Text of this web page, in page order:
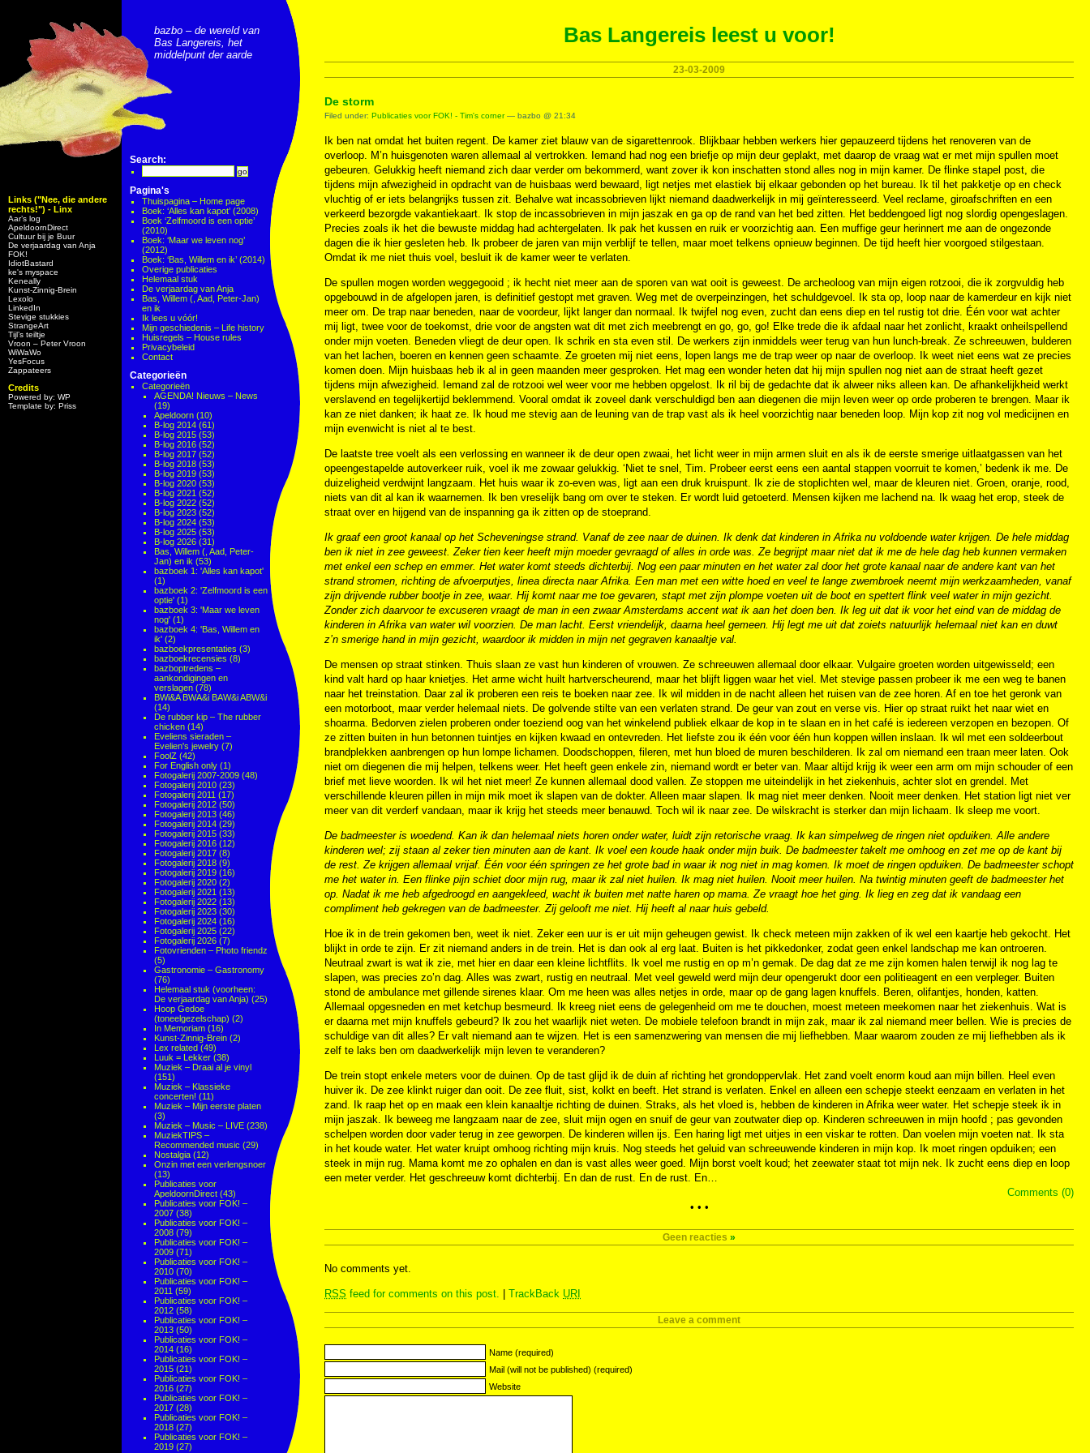
Links ("Nee, die andere
rechts!") - Linx
Aar’s log
ApeldoornDirect
Cultuur bij je Buur
De verjaardag van Anja
FOK!
IdiotBastard
ke's myspace
Keneally
Kunst-Zinnig-Brein
Lexolo
LinkedIn
Stevige stukkies
StrangeArt
Tijl’s teiltje
Vroon – Peter Vroon
WiWaWo
YesFocus
Zappateers
Credits
Powered by: WP
Template by: Priss
bazbo – de wereld van
Bas Langereis, het
middelpunt der aarde
Search:
Pagina's
Thuispagina – Home page
Boek: ‘Alles kan kapot’ (2008)
Boek ‘Zelfmoord is een optie’
(2010)
Boek: ‘Maar we leven nog’
(2012)
Boek: ‘Bas, Willem en ik’ (2014)
Overige publicaties
Helemaal stuk
De verjaardag van Anja
Bas, Willem (, Aad, Peter-Jan)
en ik
Ik lees u vóór!
Mijn geschiedenis – Life history
Huisregels – House rules
Privacybeleid
Contact
Categorieën
Categorieën
AGENDA! Nieuws – News
(19)
Apeldoorn (10)
B-log 2014 (61)
B-log 2015 (53)
B-log 2016 (52)
B-log 2017 (52)
B-log 2018 (53)
B-log 2019 (53)
B-log 2020 (53)
B-log 2021 (52)
B-log 2022 (52)
B-log 2023 (52)
B-log 2024 (53)
B-log 2025 (53)
B-log 2026 (31)
Bas, Willem (, Aad, Peter-
Jan) en ik (53)
bazboek 1: 'Alles kan kapot'
(1)
bazboek 2: 'Zelfmoord is een
optie' (1)
bazboek 3: 'Maar we leven
nog' (1)
bazboek 4: 'Bas, Willem en
ik' (2)
bazboekpresentaties (3)
bazboekrecensies (8)
bazboptredens –
aankondigingen en
verslagen (78)
BWi&A BWA&i BAW&i ABW&i
(14)
De rubber kip – The rubber
chicken (14)
Eveliens sieraden –
Evelien's jewelry (7)
FoolZ (42)
For English only (1)
Fotogalerij 2007-2009 (48)
Fotogalerij 2010 (23)
Fotogalerij 2011 (17)
Fotogalerij 2012 (50)
Fotogalerij 2013 (46)
Fotogalerij 2014 (29)
Fotogalerij 2015 (33)
Fotogalerij 2016 (12)
Fotogalerij 2017 (8)
Fotogalerij 2018 (9)
Fotogalerij 2019 (16)
Fotogalerij 2020 (2)
Fotogalerij 2021 (13)
Fotogalerij 2022 (13)
Fotogalerij 2023 (30)
Fotogalerij 2024 (16)
Fotogalerij 2025 (22)
Fotogalerij 2026 (7)
Fotovrienden – Photo friendz
(5)
Gastronomie – Gastronomy
(76)
Helemaal stuk (voorheen:
De verjaardag van Anja) (25)
Hoop Gedoe
(toneelgezelschap) (2)
In Memoriam (16)
Kunst-Zinnig-Brein (2)
Lex related (49)
Luuk = Lekker (38)
Muziek – Draai al je vinyl
(151)
Muziek – Klassieke
concerten! (11)
Muziek – Mijn eerste platen
(3)
Muziek – Music – LIVE (238)
MuziekTIPS –
Recommended music (29)
Nostalgia (12)
Onzin met een verlengsnoer
(13)
Publicaties voor
ApeldoornDirect (43)
Publicaties voor FOK! –
2007 (38)
Publicaties voor FOK! –
2008 (79)
Publicaties voor FOK! –
2009 (71)
Publicaties voor FOK! –
2010 (70)
Publicaties voor FOK! –
2011 (59)
Publicaties voor FOK! –
2012 (58)
Publicaties voor FOK! –
2013 (50)
Publicaties voor FOK! –
2014 (16)
Publicaties voor FOK! –
2015 (21)
Publicaties voor FOK! –
2016 (27)
Publicaties voor FOK! –
2017 (28)
Publicaties voor FOK! –
2018 (27)
Publicaties voor FOK! –
2019 (27)
Bas Langereis leest u voor!
23-03-2009
De storm
Filed under: Publicaties voor FOK! - Tim's corner— bazbo @ 21:34
Ik ben nat omdat het buiten regent. De kamer ziet blauw van de sigarettenrook. Blijkbaar hebben werkers hier gepauzeerd tijdens het renoveren van de
overloop. M’n huisgenoten waren allemaal al vertrokken. Iemand had nog een briefje op mijn deur geplakt, met daarop de vraag wat er met mijn spullen moet
gebeuren. Gelukkig heeft niemand zich daar verder om bekommerd, want zover ik kon inschatten stond alles nog in mijn kamer. De flinke stapel post, die
tijdens mijn afwezigheid in opdracht van de huisbaas werd bewaard, ligt netjes met elastiek bij elkaar gebonden op het bureau. Ik til het pakketje op en check
vluchtig of er iets belangrijks tussen zit. Behalve wat incassobrieven lijkt niemand daadwerkelijk in mij geïnteresseerd. Veel reclame, giroafschriften en een
verkeerd bezorgde vakantiekaart. Ik stop de incassobrieven in mijn jaszak en ga op de rand van het bed zitten. Het beddengoed ligt nog slordig opengeslagen.
Precies zoals ik het die bewuste middag had achtergelaten. Ik pak het kussen en ruik er voorzichtig aan. Een muffige geur herinnert me aan de ongezonde
dagen die ik hier gesleten heb. Ik probeer de jaren van mijn verblijf te tellen, maar moet telkens opnieuw beginnen. De tijd heeft hier voorgoed stilgestaan.
Omdat ik me niet thuis voel, besluit ik de kamer weer te verlaten.
De spullen mogen worden weggegooid ; ik hecht niet meer aan de sporen van wat ooit is geweest. De archeoloog van mijn eigen rotzooi, die ik zorgvuldig heb
opgebouwd in de afgelopen jaren, is definitief gestopt met graven. Weg met de overpeinzingen, het schuldgevoel. Ik sta op, loop naar de kamerdeur en kijk niet
meer om. De trap naar beneden, naar de voordeur, lijkt langer dan normaal. Ik twijfel nog even, zucht dan eens diep en tel rustig tot drie. Één voor wat achter
mij ligt, twee voor de toekomst, drie voor de angsten wat dit met zich meebrengt en go, go, go! Elke trede die ik afdaal naar het zonlicht, kraakt onheilspellend
onder mijn voeten. Beneden vliegt de deur open. Ik schrik en sta even stil. De werkers zijn inmiddels weer terug van hun lunch-break. Ze schreeuwen, bulderen
van het lachen, boeren en kennen geen schaamte. Ze groeten mij niet eens, lopen langs me de trap weer op naar de overloop. Ik weet niet eens wat ze precies
komen doen. Mijn huisbaas heb ik al in geen maanden meer gesproken. Het mag een wonder heten dat hij mijn spullen nog niet aan de straat heeft gezet
tijdens mijn afwezigheid. Iemand zal de rotzooi wel weer voor me hebben opgelost. Ik ril bij de gedachte dat ik alweer niks alleen kan. De afhankelijkheid werkt
verslavend en tegelijkertijd beklemmend. Vooral omdat ik zoveel dank verschuldigd ben aan diegenen die mijn leven weer op orde proberen te brengen. Maar ik
kan ze niet danken; ik haat ze. Ik houd me stevig aan de leuning van de trap vast als ik heel voorzichtig naar beneden loop. Mijn kop zit nog vol medicijnen en
mijn evenwicht is niet al te best.
De laatste tree voelt als een verlossing en wanneer ik de deur open zwaai, het licht weer in mijn armen sluit en als ik de eerste smerige uitlaatgassen van het
opeengestapelde autoverkeer ruik, voel ik me zowaar gelukkig. ‘Niet te snel, Tim. Probeer eerst eens een aantal stappen voorruit te komen,’ bedenk ik me. De
duizeligheid verdwijnt langzaam. Het huis waar ik zo-even was, ligt aan een druk kruispunt. Ik zie de stoplichten wel, maar de kleuren niet. Groen, oranje, rood,
niets van dit al kan ik waarnemen. Ik ben vreselijk bang om over te steken. Er wordt luid getoeterd. Mensen kijken me lachend na. Ik waag het erop, steek de
straat over en hijgend van de inspanning ga ik zitten op de stoeprand.
Ik graaf een groot kanaal op het Scheveningse strand. Vanaf de zee naar de duinen. Ik denk dat kinderen in Afrika nu voldoende water krijgen. De hele middag
ben ik niet in zee geweest. Zeker tien keer heeft mijn moeder gevraagd of alles in orde was. Ze begrijpt maar niet dat ik me de hele dag heb kunnen vermaken
met enkel een schep en emmer. Het water komt steeds dichterbij. Nog een paar minuten en het water zal door het grote kanaal naar de andere kant van het
strand stromen, richting de afvoerputjes, linea directa naar Afrika. Een man met een witte hoed en veel te lange zwembroek neemt mijn werkzaamheden, vanaf
zijn drijvende rubber bootje in zee, waar. Hij komt naar me toe gevaren, stapt met zijn plompe voeten uit de boot en spettert flink veel water in mijn gezicht.
Zonder zich daarvoor te excuseren vraagt de man in een zwaar Amsterdams accent wat ik aan het doen ben. Ik leg uit dat ik voor het eind van de middag de
kinderen in Afrika van water wil voorzien. De man lacht. Eerst vriendelijk, daarna heel gemeen. Hij legt me uit dat zoiets natuurlijk helemaal niet kan en duwt
z’n smerige hand in mijn gezicht, waardoor ik midden in mijn net gegraven kanaaltje val.
De mensen op straat stinken. Thuis slaan ze vast hun kinderen of vrouwen. Ze schreeuwen allemaal door elkaar. Vulgaire groeten worden uitgewisseld; een
kind valt hard op haar knietjes. Het arme wicht huilt hartverscheurend, maar het blijft liggen waar het viel. Met stevige passen probeer ik me een weg te banen
naar het treinstation. Daar zal ik proberen een reis te boeken naar zee. Ik wil midden in de nacht alleen het ruisen van de zee horen. Af en toe het geronk van
een motorboot, maar verder helemaal niets. De golvende stilte van een verlaten strand. De geur van zout en verse vis. Hier op straat ruikt het naar wiet en
shoarma. Bedorven zielen proberen onder toeziend oog van het winkelend publiek elkaar de kop in te slaan en in het café is iedereen verzopen en bezopen. Of
ze zitten buiten in hun betonnen tuintjes en kijken kwaad en ontevreden. Het liefste zou ik één voor één hun koppen willen inslaan. Ik wil met een soldeerbout
brandplekken aanbrengen op hun lompe lichamen. Doodschoppen, fileren, met hun bloed de muren beschilderen. Ik zal om niemand een traan meer laten. Ook
niet om diegenen die mij helpen, telkens weer. Het heeft geen enkele zin, niemand wordt er beter van. Maar altijd krijg ik weer een arm om mijn schouder of een
brief met lieve woorden. Ik wil het niet meer! Ze kunnen allemaal dood vallen. Ze stoppen me uiteindelijk in het ziekenhuis, achter slot en grendel. Met
verschillende kleuren pillen in mijn mik moet ik slapen van de dokter. Alleen maar slapen. Ik mag niet meer denken. Nooit meer denken. Het station ligt niet ver
meer van dit verderf vandaan, maar ik krijg het steeds meer benauwd. Toch wil ik naar zee. De wilskracht is sterker dan mijn lichaam. Ik sleep me voort.
De badmeester is woedend. Kan ik dan helemaal niets horen onder water, luidt zijn retorische vraag. Ik kan simpelweg de ringen niet opduiken. Alle andere
kinderen wel; zij staan al zeker tien minuten aan de kant. Ik voel een koude haak onder mijn buik. De badmeester takelt me omhoog en zet me op de kant bij
de rest. Ze krijgen allemaal vrijaf. Één voor één springen ze het grote bad in waar ik nog niet in mag komen. Ik moet de ringen opduiken. De badmeester schopt
me het water in. Een flinke pijn schiet door mijn rug, maar ik zal niet huilen. Ik mag niet huilen. Nooit meer huilen. Na twintig minuten geeft de badmeester het
op. Nadat ik me heb afgedroogd en aangekleed, wacht ik buiten met natte haren op mama. Ze vraagt hoe het ging. Ik lieg en zeg dat ik vandaag een
compliment heb gekregen van de badmeester. Zij gelooft me niet. Hij heeft al naar huis gebeld.
Hoe ik in de trein gekomen ben, weet ik niet. Zeker een uur is er uit mijn geheugen gewist. Ik check meteen mijn zakken of ik wel een kaartje heb gekocht. Het
blijkt in orde te zijn. Er zit niemand anders in de trein. Het is dan ook al erg laat. Buiten is het pikkedonker, zodat geen enkel landschap me kan ontroeren.
Neutraal zwart is wat ik zie, met hier en daar een kleine lichtflits. Ik voel me rustig en op m’n gemak. De dag dat ze me zijn komen halen terwijl ik nog lag te
slapen, was precies zo’n dag. Alles was zwart, rustig en neutraal. Met veel geweld werd mijn deur opengerukt door een politieagent en een verpleger. Buiten
stond de ambulance met gillende sirenes klaar. Om me heen was alles netjes in orde, maar op de gang lagen knuffels. Beren, olifantjes, honden, katten.
Allemaal opgesneden en met ketchup besmeurd. Ik kreeg niet eens de gelegenheid om me te douchen, moest meteen meekomen naar het ziekenhuis. Wat is
er daarna met mijn knuffels gebeurd? Ik zou het waarlijk niet weten. De mobiele telefoon brandt in mijn zak, maar ik zal niemand meer bellen. Wie is precies de
schuldige van dit alles? Er valt niemand aan te wijzen. Het is een samenzwering van mensen die mij liefhebben. Maar waarom zouden ze mij liefhebben als ik
zelf te laks ben om daadwerkelijk mijn leven te veranderen?
De trein stopt enkele meters voor de duinen. Op de tast glijd ik de duin af richting het grondoppervlak. Het zand voelt enorm koud aan mijn billen. Heel even
huiver ik. De zee klinkt ruiger dan ooit. De zee fluit, sist, kolkt en beeft. Het strand is verlaten. Enkel en alleen een schepje steekt eenzaam en verlaten in het
zand. Ik raap het op en maak een klein kanaaltje richting de duinen. Straks, als het vloed is, hebben de kinderen in Afrika weer water. Het schepje steek ik in
mijn jaszak. Ik beweeg me langzaam naar de zee, sluit mijn ogen en snuif de geur van zoutwater diep op. Kinderen schreeuwen in mijn hoofd ; pas gevonden
schelpen worden door vader terug in zee geworpen. De kinderen willen ijs. Een haring ligt met uitjes in een viskar te rotten. Dan voelen mijn voeten nat. Ik sta
in het koude water. Het water kruipt omhoog richting mijn kruis. Nog steeds het geluid van schreeuwende kinderen in mijn kop. Ik moet ringen opduiken; een
steek in mijn rug. Mama komt me zo ophalen en dan is vast alles weer goed. Mijn borst voelt koud; het zeewater staat tot mijn nek. Ik zucht eens diep en loop
een meter verder. Het geschreeuw komt dichterbij. En dan de rust. En de rust. En…
Comments (0)
• • •
Geen reacties »
No comments yet.
RSS feed for comments on this post. TrackBack URI
Leave a comment
Name (required)
Mail (will not be published) (required)
Website